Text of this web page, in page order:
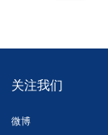
关注我们
微博